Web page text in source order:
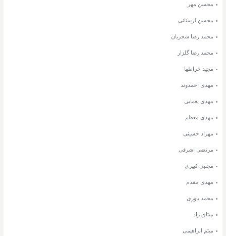
محسن مهر
محسن لرستانی
محمد رضا شجریان
محمد رضا گلزار
مجید خراطها
مهدی احمدوند
مهدی یغمایی
مهدی معظم
مهراد حسینی
مرتضی اشرفی
مجتبی کبیری
مهدی مقدم
محمد یاوری
میثاق راد
میثم ابراهیمی